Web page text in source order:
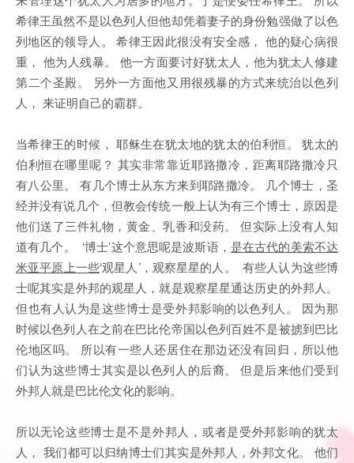
希律王虽然不是以色列人但他却凭着妻子的身份勉强做了以色
列地区的领导人。 希律王因此很没有安全感， 他的疑心病很
重， 他为人残暴。 他一方面要讨好犹太人，他为犹太人修建
第二个圣殿。 另外一方面他又用很残暴的方式来统治以色列
人， 来证明自己的霸群。
当希律王的时候， 耶稣生在犹太地的犹太的伯利恒。 犹太的
伯利恒在哪里呢？ 其实非常靠近耶路撒冷，距离耶路撒冷只
有八公里。 有几个博士从东方来到耶路撒冷。 几个博士，圣
经并没有说几个，但教会传统一般上认为有三个博士，原因是
他们送了三件礼物，黄金、乳香和没药。 但实际上没有人知
道有几个。 ‘博士’这个意思呢是波斯语， 是在古代的美索不达
米亚平原上一些‘观星人’，观察星星的人。 有些人认为这些博
士呢其实是外邦的观星人，就是观察星星通达历史的外邦人。
但也有人认为是这些博士是受外邦影响的以色列人。 因为那
时候以色列人在之前在巴比伦帝国以色列百姓不是被掳到巴比
伦地区吗。 所以有一些人还居住在那边还没有回归，所以他
们认为这些博士其实是以色列人的后裔。 但是后来他们受到
外邦人就是巴比伦文化的影响。
所以无论这些博士是不是外邦人，或者是受外邦影响的犹太
人， 我们都可以归纳博士们其实是外邦人，外邦文化。 他们